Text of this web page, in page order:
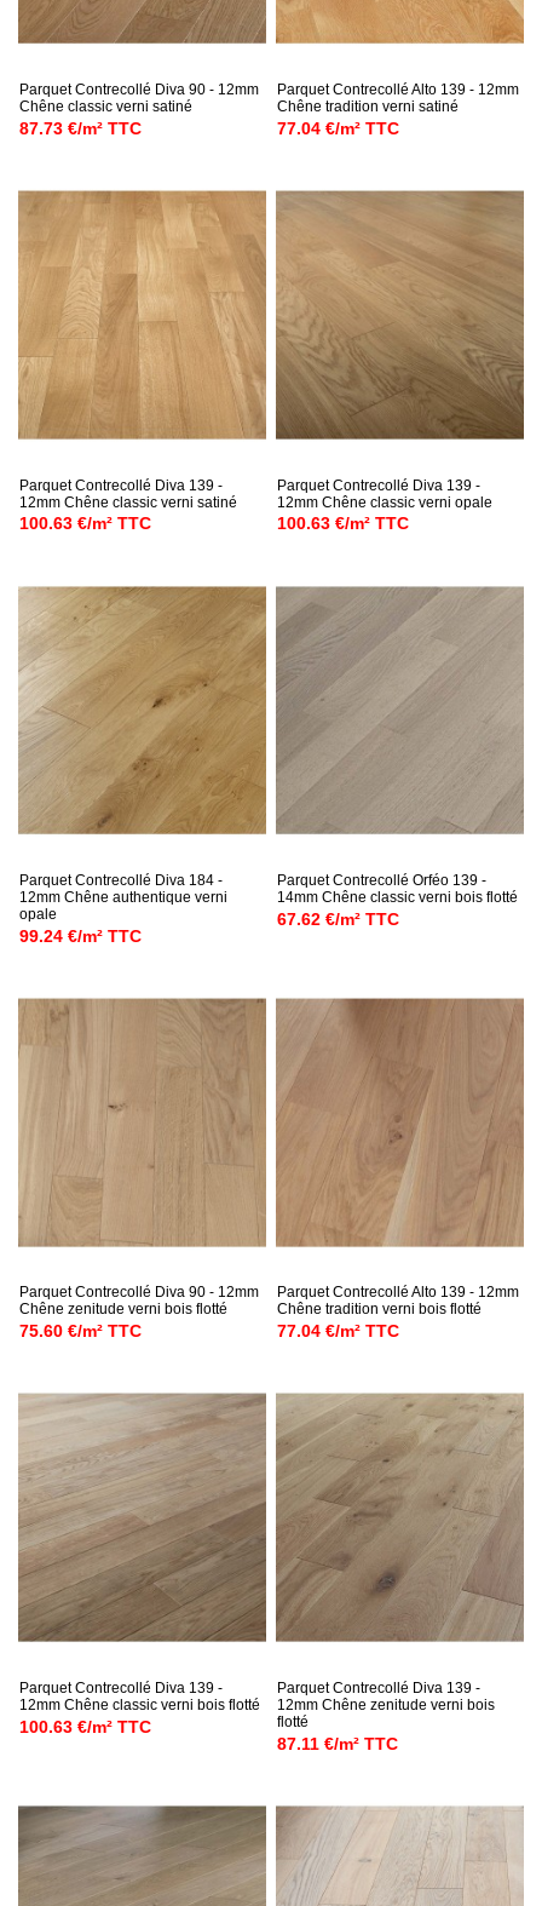
Parquet Contrecollé Diva 90 - 12mm
Chêne classic verni satiné
87.73 €/m² TTC
Parquet Contrecollé Alto 139 - 12mm
Chêne tradition verni satiné
77.04 €/m² TTC
Parquet Contrecollé Diva 139 -
12mm Chêne classic verni satiné
100.63 €/m² TTC
Parquet Contrecollé Diva 139 -
12mm Chêne classic verni opale
100.63 €/m² TTC
Parquet Contrecollé Diva 184 -
12mm Chêne authentique verni
opale
99.24 €/m² TTC
Parquet Contrecollé Orféo 139 -
14mm Chêne classic verni bois flotté
67.62 €/m² TTC
Parquet Contrecollé Diva 90 - 12mm
Chêne zenitude verni bois flotté
75.60 €/m² TTC
Parquet Contrecollé Alto 139 - 12mm
Chêne tradition verni bois flotté
77.04 €/m² TTC
Parquet Contrecollé Diva 139 -
12mm Chêne classic verni bois flotté
100.63 €/m² TTC
Parquet Contrecollé Diva 139 -
12mm Chêne zenitude verni bois
flotté
87.11 €/m² TTC